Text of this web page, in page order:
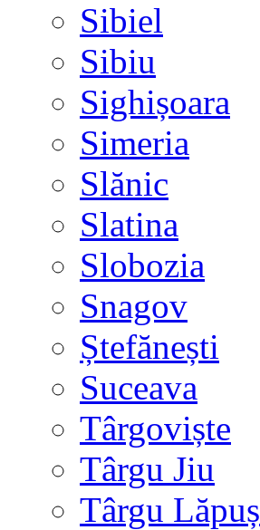
Sibiel
Sibiu
Sighișoara
Simeria
Slănic
Slatina
Slobozia
Snagov
Ștefănești
Suceava
Târgoviște
Târgu Jiu
Târgu Lăpuș